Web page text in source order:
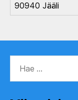
90940 Jääli